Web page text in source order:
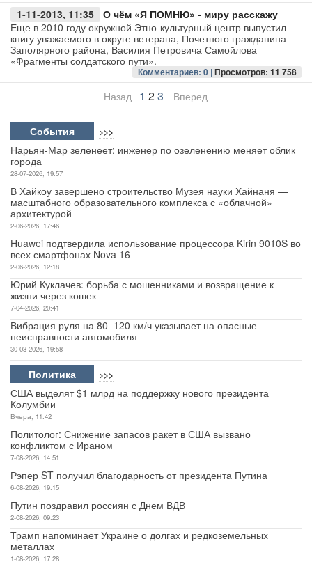
1-11-2013, 11:35
О чём «Я ПОМНЮ» - миру расскажу
Еще в 2010 году окружной Этно-культурный центр выпустил
книгу уважаемого в округе ветерана, Почетного гражданина
Заполярного района, Василия Петровича Самойлова
«Фрагменты солдатского пути».
Комментариев: 0 |Просмотров: 11 758
Назад 1 23 Вперед
События >>>
Нарьян-Мар зеленеет: инженер по озеленению меняет облик
города
28-07-2026, 19:57
В Хайкоу завершено строительство Музея науки Хайнаня —
масштабного образовательного комплекса с «облачной»
архитектурой
2-06-2026, 17:46
Huawei подтвердила использование процессора Kirin 9010S во
всех смартфонах Nova 16
2-06-2026, 12:18
Юрий Куклачев: борьба с мошенниками и возвращение к
жизни через кошек
7-04-2026, 20:41
Вибрация руля на 80–120 км/ч указывает на опасные
неисправности автомобиля
30-03-2026, 19:58
Политика >>>
США выделят $1 млрд на поддержку нового президента
Колумбии
Вчера, 11:42
Политолог: Снижение запасов ракет в США вызвано
конфликтом с Ираном
7-08-2026, 14:51
Рэпер ST получил благодарность от президента Путина
6-08-2026, 19:15
Путин поздравил россиян с Днем ВДВ
2-08-2026, 09:23
Трамп напоминает Украине о долгах и редкоземельных
металлах
1-08-2026, 17:28